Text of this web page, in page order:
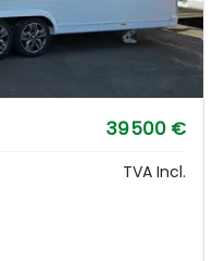
39 500 €
TVA Incl.